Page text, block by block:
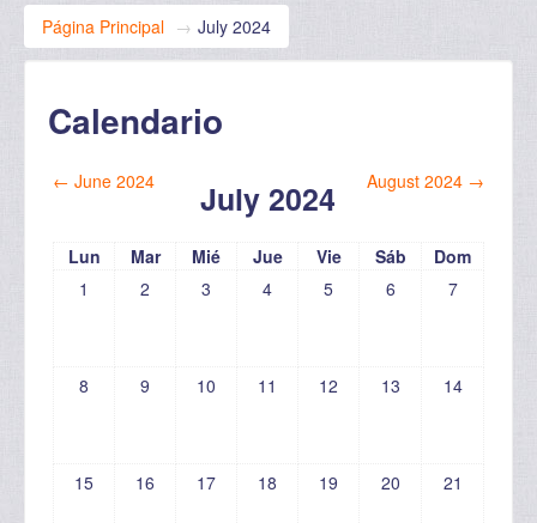
Página Principal → July 2024
Calendario
← June 2024 July 2024 August 2024 →
Lun Mar Mié Jue Vie Sáb
Dom
1
2 3 4 5 6 7
8 9 10 11 12 13 14
15 16 17 18 19 20 21